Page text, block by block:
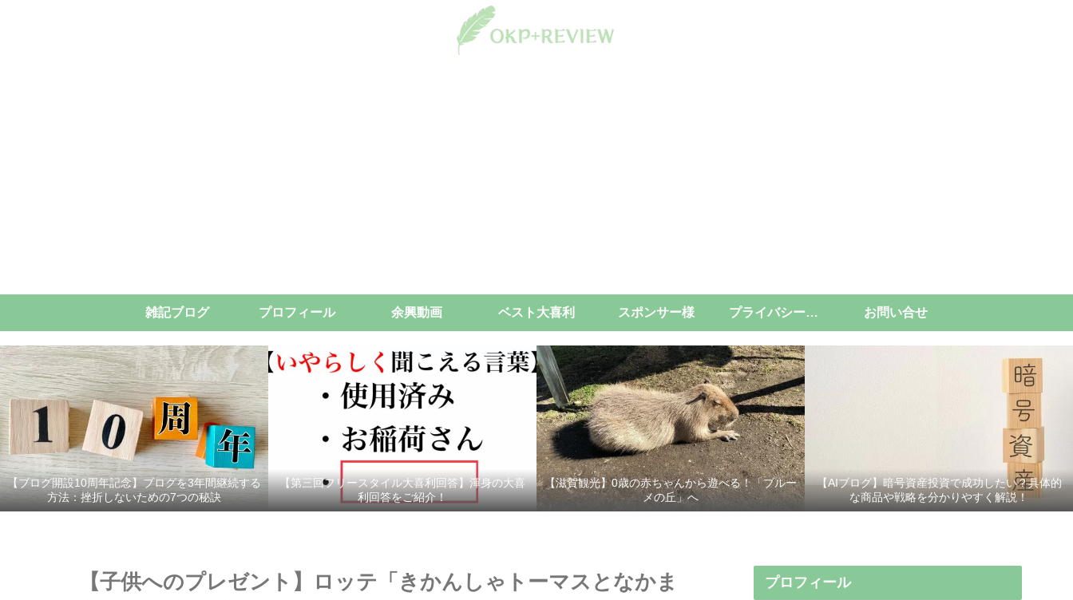
雑記ブログ プロフィール 余興動画 ベスト大喜利 スポンサー様 プライバシーポリシー お問い合せ
【ブログ開設10周年記念】ブログを3年間継続する
方法：挫折しないための7つの秘訣
【第三回フリースタイル大喜利回答】渾身の大喜
利回答をご紹介！
【滋賀観光】0歳の赤ちゃんから遊べる！「ブルー
メの丘」へ
【AIブログ】暗号資産投資で成功したい？具体的
な商品や戦略を分かりやすく解説！
【子供へのプレゼント】ロッテ「きかんしゃトーマスとなかま
プロフィール